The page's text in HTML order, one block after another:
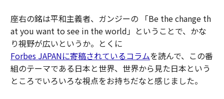
座右の銘は平和主義者、ガンジーの 「Be the change th
at you want to see in the world」ということで、かな
り視野が広いというか。とくに
Forbes JAPANに寄稿されているコラムを読んで、この番
組のテーマである日本と世界、世界から見た日本という
ところでいろいろな視点をお持ちだなと感じました。